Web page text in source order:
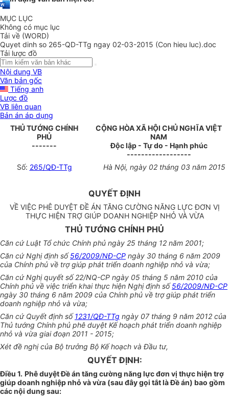
MỤC LỤC
Không có mục lục
Tải về (WORD)
Quyet dinh so 265-QD-TTg ngay 02-03-2015 (Con hieu luc).doc
Tải lược đồ
Nội dung VB
Văn bản gốc
Tiếng anh
Lược đồ
VB liên quan
Bản án áp dụng
THỦ TƯỚNG CHÍNH
PHỦ
-------
CỘNG HÒA XÃ HỘI CHỦ NGHĨA VIỆT
NAM
Độc lập - Tự do - Hạnh phúc
------------------
Số: 265/QĐ-TTg Hà Nội, ngày 02 tháng 03 năm 2015
QUYẾT ĐỊNH
VỀ VIỆC PHÊ DUYỆT ĐỀ ÁN TĂNG CƯỜNG NĂNG LỰC ĐƠN VỊ
THỰC HIỆN TRỢ GIÚP DOANH NGHIỆP NHỎ VÀ VỪA
THỦ TƯỚNG CHÍNH PHỦ
Căn cứ Luật Tổ chức Chính phủ ngày 25 tháng 12 năm 2001;
Căn cứ Nghị định số56/2009/NĐ-CP ngày 30 tháng 6 năm 2009
của Chính phủ về trợ giúp phát triển doanh nghiệp nhỏ và vừa;
Căn cứ Nghị quyết số 22/NQ-CP ngày 05 tháng 5 năm 2010 của
Chính phủ về việc triển khai thực hiện Nghị định số56/2009/NĐ-CP
ngày 30 tháng 6 năm 2009 của Chính phủ về trợ giúp phát triển
doanh nghiệp nhỏ và vừa;
Căn cứ Quyết định số1231/QĐ-TTg ngày 07 tháng 9 năm 2012 của
Thủ tướng Chính phủ phê duyệt Kế hoạch phát triển doanh nghiệp
nhỏ và vừa giai đoạn 2011 - 2015;
Xét đề nghị của Bộ trưởng Bộ Kế hoạch và Đầu tư,
QUYẾT ĐỊNH:
Điều 1. Phê duyệt Đề án tăng cường năng lực đơn vị thực hiện trợ
giúp doanh nghiệp nhỏ và vừa (sau đây gọi tắt là Đề án) bao gồm
các nội dung sau: